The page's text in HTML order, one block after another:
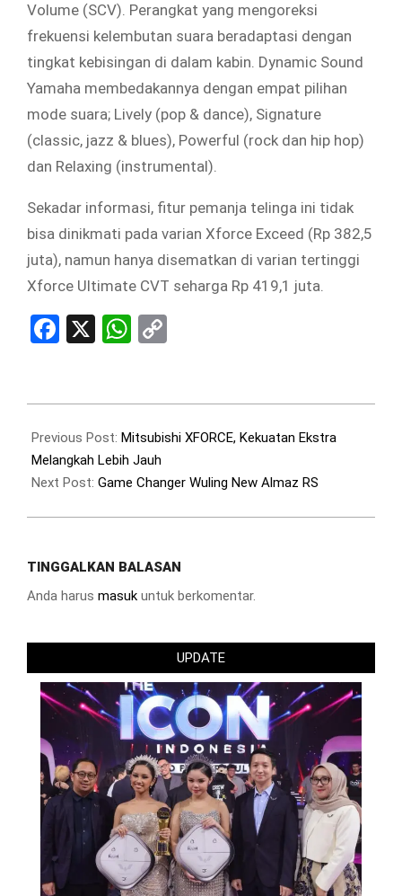
Volume (SCV). Perangkat yang mengoreksi
frekuensi kelembutan suara beradaptasi dengan
tingkat kebisingan di dalam kabin. Dynamic Sound
Yamaha membedakannya dengan empat pilihan
mode suara; Lively (pop & dance), Signature
(classic, jazz & blues), Powerful (rock dan hip hop)
dan Relaxing (instrumental).
Sekadar informasi, fitur pemanja telinga ini tidak
bisa dinikmati pada varian Xforce Exceed (Rp 382,5
juta), namun hanya disematkan di varian tertinggi
Xforce Ultimate CVT seharga Rp 419,1 juta.
Facebook
X WhatsApp
08-
15
Previous Post: Mitsubishi XFORCE, Kekuatan Ekstra
Melangkah Lebih Jauh
Next Post: Game Changer Wuling New Almaz RS
TINGGALKAN BALASAN
Anda harus masuk untuk berkomentar.
UPDATE